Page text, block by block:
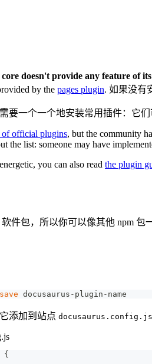
doesn't provide any feature of
by the pages plugin. 如果没有
要一个一个地安装常用插件：它
of official plugins, but the community
the list: someone may have
you can also read the plugin
件包，所以你可以像其他 npm 包
docusaurus-plugin-name
添加到站点 docusaurus.config.js
{